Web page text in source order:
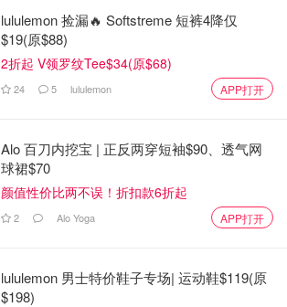
lululemon 捡漏🔥 Softstreme 短裤4降仅
$19(原$88)
2折起 V领罗纹Tee$34(原$68)
24 5 lululemon APP打开
Alo 百刀内挖宝 | 正反两穿短袖$90、透气网
球裙$70
颜值性价比两不误！折扣款6折起
2 Alo Yoga APP打开
lululemon 男士特价鞋子专场| 运动鞋$119(原
$198)